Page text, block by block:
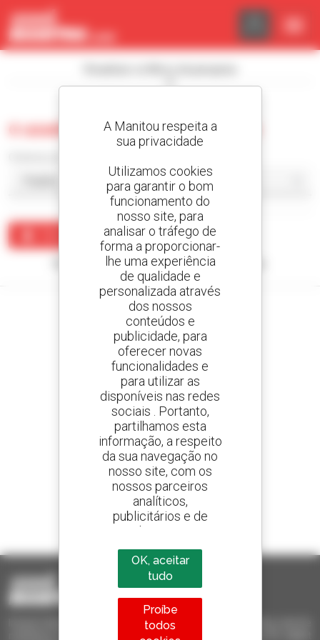
0 usado carregador articulado
Criar um alerta
Nenhum resultado corresponde à sua pesquisa.
Crie os seus alertas
e receba anúncios de equipamentos usados
800 concessionários
A Manitou em todo o mundo
1 em cada 4 telescópicos
vendido no mundo é um manitou
Invia le richieste a più concessionari contemporaneamente, ricevi le
notifiche in base agli alert impostati. Tutto questo dal tuo PC, tablet
Painel de Gerenciamento de Cookies
A Manitou respeita a
sua privacidade
Utilizamos cookies
para garantir o bom
funcionamento do
nosso site, para
analisar o tráfego de
forma a proporcionar-
lhe uma experiência
de qualidade e
personalizada através
dos nossos
conteúdos e
publicidade, para
oferecer novas
funcionalidades e
para utilizar as
disponíveis nas redes
sociais . Portanto,
partilhamos esta
informação, a respeito
da sua navegação no
nosso site, com os
nossos parceiros
analíticos,
publicitários e de
redes sociais
OK, aceitar
tudo
Proíbe
todos